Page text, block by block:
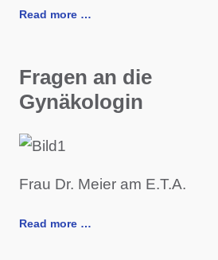
Read more …
Fragen an die
Gynäkologin
Frau Dr. Meier am E.T.A.
Read more …